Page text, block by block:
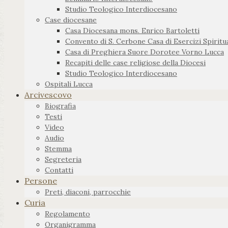
Studio Teologico Interdiocesano
Case diocesane
Casa Diocesana mons. Enrico Bartoletti
Convento di S. Cerbone Casa di Esercizi
Casa di Preghiera Suore Dorotee Vorno Lucca
Recapiti delle case religiose della Diocesi
Studio Teologico Interdiocesano
Ospitali Lucca
Arcivescovo
Biografia
Testi
Video
Audio
Stemma
Segreteria
Contatti
Persone
Preti, diaconi, parrocchie
Curia
Regolamento
Organigramma